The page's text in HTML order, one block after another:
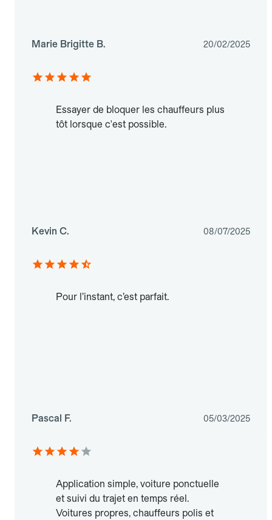
Marie Brigitte B. 20/02/2025
Essayer de bloquer les chauffeurs plus
tôt lorsque c'est possible.
Kevin C. 08/07/2025
Pour l’instant, c’est parfait.
Pascal F. 05/03/2025
Application simple, voiture ponctuelle
et suivi du trajet en temps réel.
Voitures propres, chauffeurs polis et